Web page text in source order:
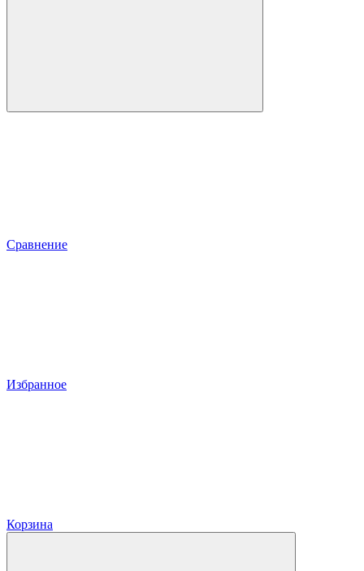
Сравнение
Избранное
Корзина